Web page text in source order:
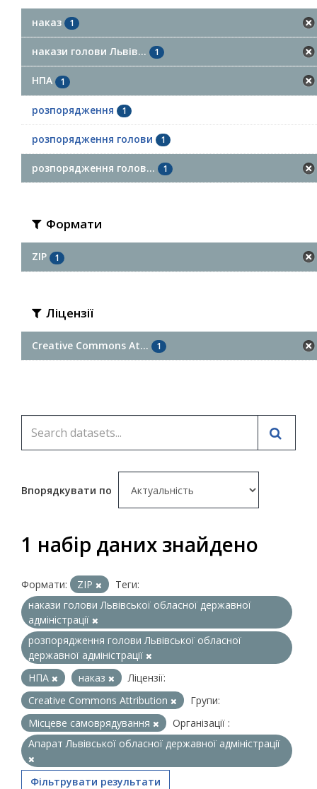
наказ 1
накази голови Львів... 1
НПА 1
розпорядження 1
розпорядження голови 1
розпорядження голов... 1
Формати
ZIP 1
Ліцензії
Creative Commons At... 1
Впорядкувати по
1 набір даних знайдено
Формати: ZIP
Теги:
накази голови Львівської обласної державної
адміністрації
розпорядження голови Львівської обласної
державної адміністрації
НПА
наказ
Ліцензії:
Creative Commons Attribution
Групи:
Місцеве самоврядування
Організації :
Апарат Львівської обласної державної адміністрації
Фільтрувати результати